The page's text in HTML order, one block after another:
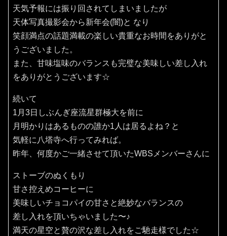
天気予報には振り回されてしまいましたが
天体写真撮影会から新年会(闇)と なり
笑顔満点の話題満載の楽しい貴重なお時間をありがと
うございました。
また、甘味塩味のバランスも完璧な美味しい差し入れ
をありがとうございます☆
続いて
1月3日しぶんぎ座流星群極大を前に
月明かりはあるものの誰か1人は居るよね？と
気軽に八塔寺へ行ってみれば。
昨年、何度かご一緒させて頂いたWBSメンバーさんに
ストーブのぬくもり
甘さ控えめコーヒーに
美味しいチョコパイの甘さと絶妙なバランスの
差し入れを頂いちゃいました〜♪
満天の星空と贅の沢な差し入れをご馳走様でした☆